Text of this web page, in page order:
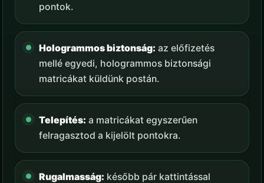
pontok.
Hologrammos biztonság: az előfizetés
mellé egyedi, hologrammos biztonsági
matricákat küldünk postán.
Telepítés: a matricákat egyszerűen
felragasztod a kijelölt pontokra.
Rugalmasság: később pár kattintással